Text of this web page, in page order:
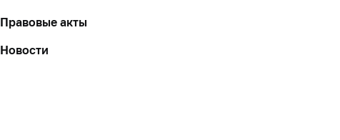
Правовые акты
Новости